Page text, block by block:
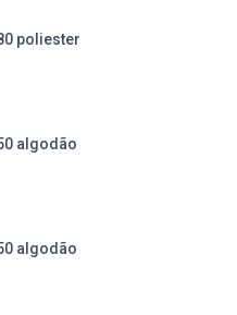
poliester
algodão
algodão